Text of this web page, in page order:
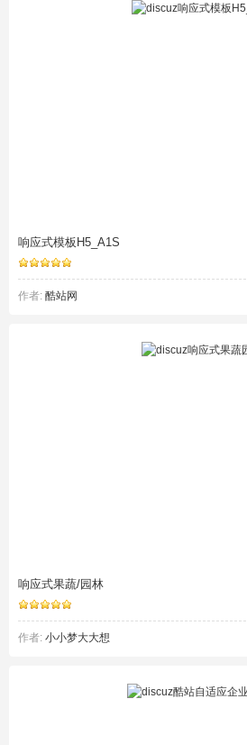
响应式模板H5_A1S
作者: 酷站网
响应式果蔬/园林
作者: 小小梦大大想